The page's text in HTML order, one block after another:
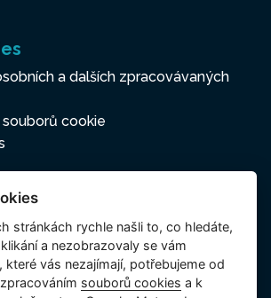
a dalších zpracovávaných
cookie
novinek
stránkách rychle našli to, co hledáte,
a nezobrazovaly se vám
které vás nezajímají, potřebujeme od
souborů cookies a k